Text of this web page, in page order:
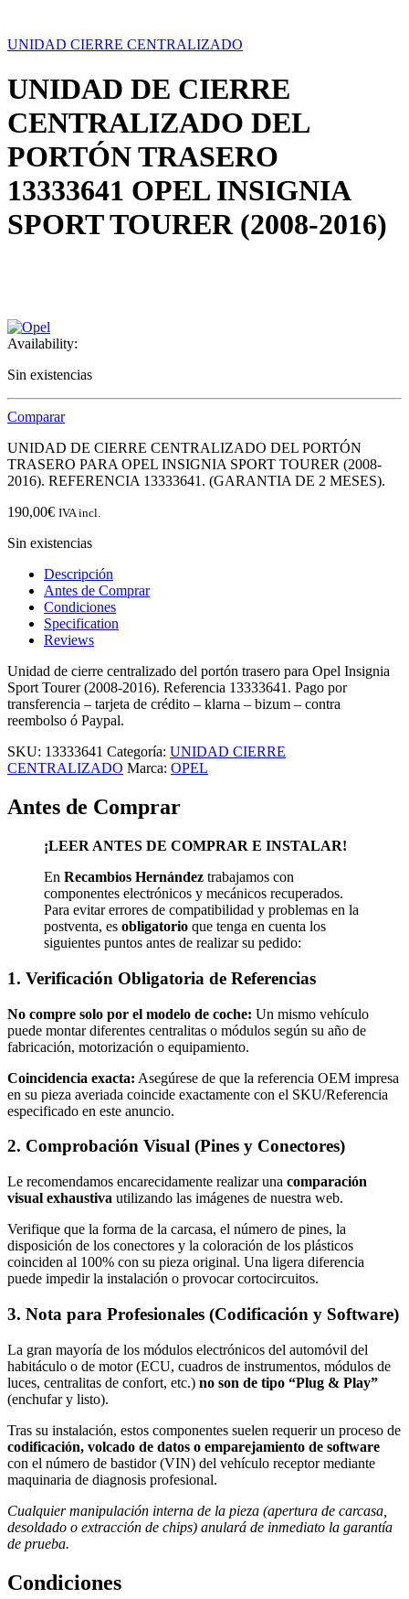
UNIDAD CIERRE CENTRALIZADO
UNIDAD DE CIERRE
CENTRALIZADO DEL
PORTÓN TRASERO
13333641 OPEL INSIGNIA
SPORT TOURER (2008-2016)
Availability:
Sin existencias
Comparar
UNIDAD DE CIERRE CENTRALIZADO DEL PORTÓN
TRASERO PARA OPEL INSIGNIA SPORT TOURER (2008-
2016). REFERENCIA 13333641. (GARANTIA DE 2 MESES).
190,00€ IVA incl.
Sin existencias
Descripción
Antes de Comprar
Condiciones
Specification
Reviews
Unidad de cierre centralizado del portón trasero para Opel Insignia
Sport Tourer (2008-2016). Referencia 13333641. Pago por
transferencia – tarjeta de crédito – klarna – bizum – contra
reembolso ó Paypal.
SKU: 13333641 Categoría: UNIDAD CIERRE
CENTRALIZADO Marca: OPEL
Antes de Comprar
¡LEER ANTES DE COMPRAR E INSTALAR!
En Recambios Hernández trabajamos con
componentes electrónicos y mecánicos recuperados.
Para evitar errores de compatibilidad y problemas en la
postventa, es obligatorio que tenga en cuenta los
siguientes puntos antes de realizar su pedido:
1. Verificación Obligatoria de Referencias
No compre solo por el modelo de coche: Un mismo vehículo
puede montar diferentes centralitas o módulos según su año de
fabricación, motorización o equipamiento.
Coincidencia exacta: Asegúrese de que la referencia OEM impresa
en su pieza averiada coincide exactamente con el SKU/Referencia
especificado en este anuncio.
2. Comprobación Visual (Pines y Conectores)
Le recomendamos encarecidamente realizar una comparación
visual exhaustiva utilizando las imágenes de nuestra web.
Verifique que la forma de la carcasa, el número de pines, la
disposición de los conectores y la coloración de los plásticos
coinciden al 100% con su pieza original. Una ligera diferencia
puede impedir la instalación o provocar cortocircuitos.
3. Nota para Profesionales (Codificación y Software)
La gran mayoría de los módulos electrónicos del automóvil del
habitáculo o de motor (ECU, cuadros de instrumentos, módulos de
luces, centralitas de confort, etc.) no son de tipo “Plug & Play”
(enchufar y listo).
Tras su instalación, estos componentes suelen requerir un proceso de
codificación, volcado de datos o emparejamiento de software
con el número de bastidor (VIN) del vehículo receptor mediante
maquinaria de diagnosis profesional.
Cualquier manipulación interna de la pieza (apertura de carcasa,
desoldado o extracción de chips) anulará de inmediato la garantía
de prueba.
Condiciones